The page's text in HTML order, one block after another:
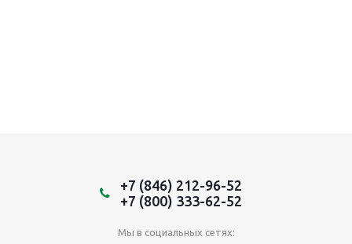
+7 (846) 212-96-52
+7 (800) 333-62-52
Мы в социальных сетях: